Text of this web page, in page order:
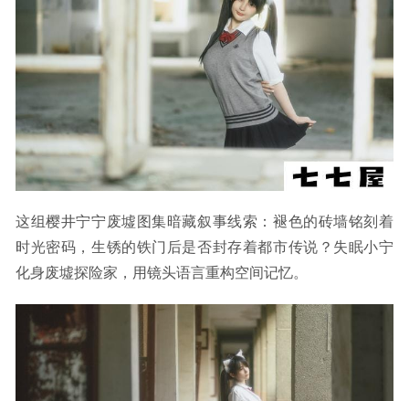
这组樱井宁宁废墟图集暗藏叙事线索：褪色的砖墙铭刻着
时光密码，生锈的铁门后是否封存着都市传说？失眠小宁
化身废墟探险家，用镜头语言重构空间记忆。